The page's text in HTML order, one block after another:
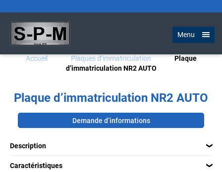
Menu
Accueil Plaques d’immatriculation
Plaque
d’immatriculation NR2 AUTO
Plaque d’immatriculation NR2 AUTO
Demande d’informations
Description
Caractéristiques